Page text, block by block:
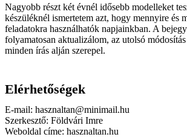
Nagyobb részt két évnél idősebb modelleket
készüléknél ismertetem azt, hogy mennyire és
feladatokra használhatók napjainkban. A
folyamatosan aktualizálom, az utolsó módosítás
minden írás alján szerepel.
Elérhetőségek
E-mail: hasznaltan@minimail.hu
Szerkesztő: Földvári Imre
Weboldal címe: hasznaltan.hu